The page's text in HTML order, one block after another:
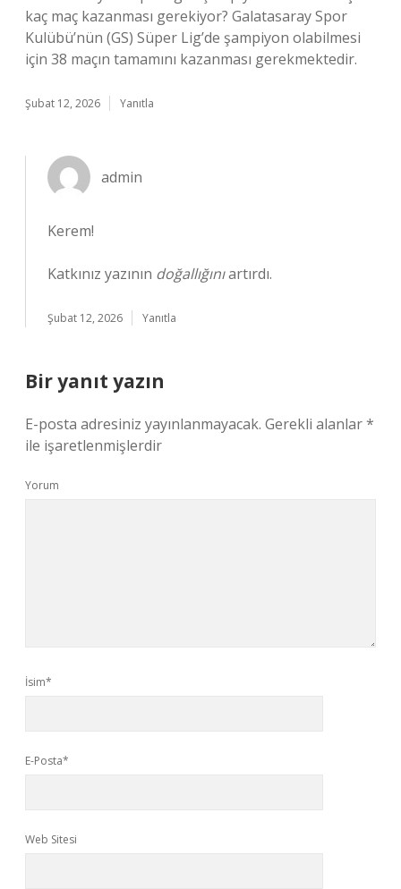
kaç maç kazanması gerekiyor? Galatasaray Spor
Kulübü’nün (GS) Süper Lig’de şampiyon olabilmesi
için 38 maçın tamamını kazanması gerekmektedir.
Şubat 12, 2026 Yanıtla
admin
Kerem!
Katkınız yazının doğallığınıartırdı.
Şubat 12, 2026 Yanıtla
Bir yanıt yazın
E-posta adresiniz yayınlanmayacak. Gerekli alanlar*
ile işaretlenmişlerdir
Yorum
İsim*
E-Posta*
Web Sitesi